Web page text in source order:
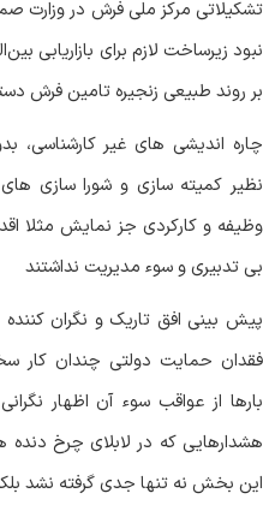
تشکیلاتی مرکز ملی فرش در وزارت
نبود زیرساخت لازم برای بازاریابی
بر روند طبیعی زنجیره تامین فرش
چاره اندیشی های غیر
نظیر کمیته سازی و شورا سازی
وظیفه و کارکردی جز نمایش مثلا
بی تدبیری و سوء مدیریت نداشتند
پیش بینی افق تاریک و نگران
فقدان حمایت دولتی چندان کار
بارها از عواقب سوء آن اظهار
هشدارهایی که در لابلای چرخ
این بخش نه تنها جدی گرفته نشد